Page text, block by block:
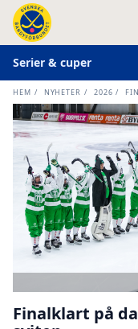
Serier & cuper
HEM / NYHETER / 2026 /
Finalklart på